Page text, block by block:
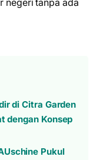
negeri tanpa ada
di Citra Garden
dengan Konsep
Pukul